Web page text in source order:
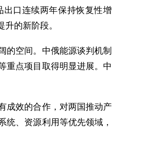
口连续两年保持恢复性增
的新阶段。
空间。中俄能源谈判机制
重点项目取得明显进展。中
效的合作，对两国推动产
统、资源利用等优先领域，